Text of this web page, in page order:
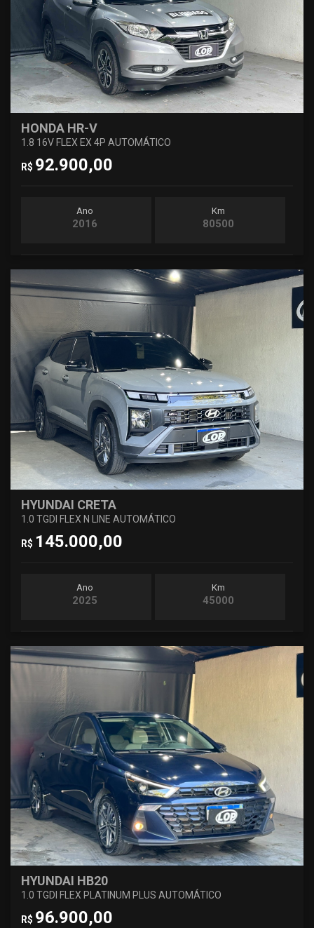
HONDA HR-V
1.8 16V FLEX EX 4P AUTOMÁTICO
R$ 92.900,00
Ano
2016
Km
80500
HYUNDAI CRETA
1.0 TGDI FLEX N LINE AUTOMÁTICO
R$ 145.000,00
Ano
2025
Km
45000
HYUNDAI HB20
1.0 TGDI FLEX PLATINUM PLUS AUTOMÁTICO
R$ 96.900,00